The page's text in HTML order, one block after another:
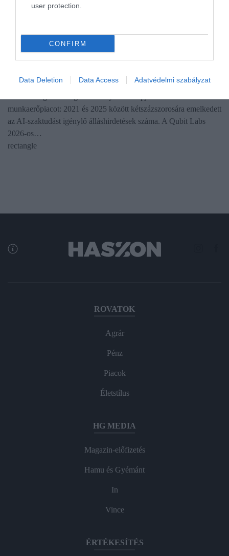
user protection.
CONFIRM
Data Deletion Data Access Adatvédelmi szabályzat
Szárnyalnak a fizetések ebben a szakmában
munkaerőpiacot: 2021 és 2025 között kétszázszorosára emelkedett
az AI-szaktudást igénylő álláshirdetések száma. A Qubit Labs
2026-os…
rectangle
ROVATOK
Agrár
Pénz
Piacok
Életstílus
HG MEDIA
Magazin-előfizetés
Hamu és Gyémánt
In
Vince
ÉRTÉKESÍTÉS